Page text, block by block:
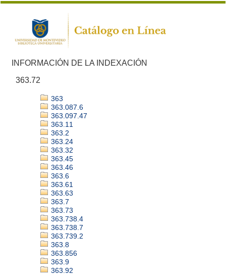
INFORMACIÓN DE LA INDEXACIÓN
363.72
363
363.087.6
363.097.47
363.11
363.2
363.24
363.32
363.45
363.46
363.6
363.61
363.63
363.7
363.73
363.738.4
363.738.7
363.739.2
363.8
363.856
363.9
363.92